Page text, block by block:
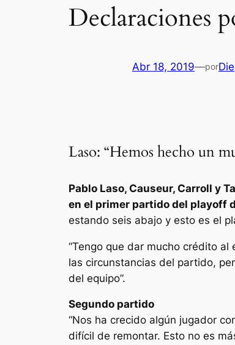
Declaraciones
Abr 18, 2019—por
Laso: “Hemos hecho un
Pablo Laso, Causeur, Carroll y
en el primer partido del playoff
estando seis abajo y esto es el
“Tengo que dar mucho crédito
las circunstancias del partido,
del equipo”.
Segundo partido
“Nos ha crecido algún jugador
difícil de remontar. Esto no es